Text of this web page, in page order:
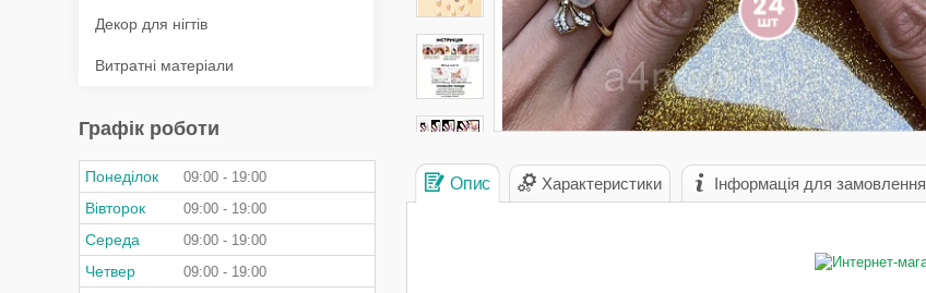
Опис Характеристики Інформація для замовлення
Декор для нігтів
Витратні матеріали
Графік роботи
Понеділок 09:00 19:00
Вівторок 09:00 19:00
Середа 09:00 19:00
Четвер 09:00 19:00